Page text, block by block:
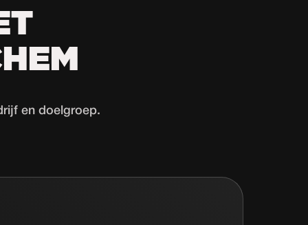
en doelgroep.